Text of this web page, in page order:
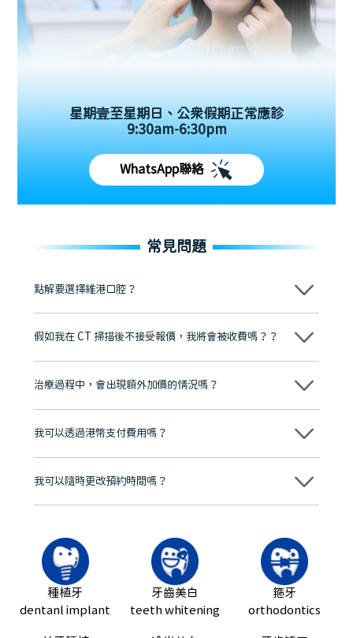
星期壹至星期日、公眾假期正常應診
9:30am-6:30pm
WhatsApp聯絡
常見問題
點解要選擇維港口腔？
維港口腔踐行「醫道濟世」的大學校訓，各分院匯聚來自香港、內地的
牌」、「2025香港企業領袖品牌」，是諾貝爾種植系統全球放心植牙中
至今已服務超過三十個國家和地區的顧客，受到粵港澳大灣區及周邊城
市市民極高的口碑評價及信任推薦 珠海、深圳設有八大分院，香港亦設
有咨詢及服務保障中心，有任何問題都可以隨時預約免費咨詢，讓人十
假如我在 CT 掃描後不接受報價，我將會被收費嗎？？
不會！只要未開始實際服務之前，你不會被收取任何費用。
治療過程中，會出現額外加價的情況嗎？
不會，治療前我們會詳細說明治療方案及對應的價錢，顧客同意並簽字
我可以透過港幣支付費用嗎？
可以。維港口腔會按照當日匯率轉算收取費用，而匯率會及時告知客人
我可以隨時更改預約時間嗎？
可以，請盡早通過wechat或whatsapp聯絡我們，告知我們你原本預約
種植牙
dentanl implant
牙齒美白
teeth whitening
箍牙
orthodontics